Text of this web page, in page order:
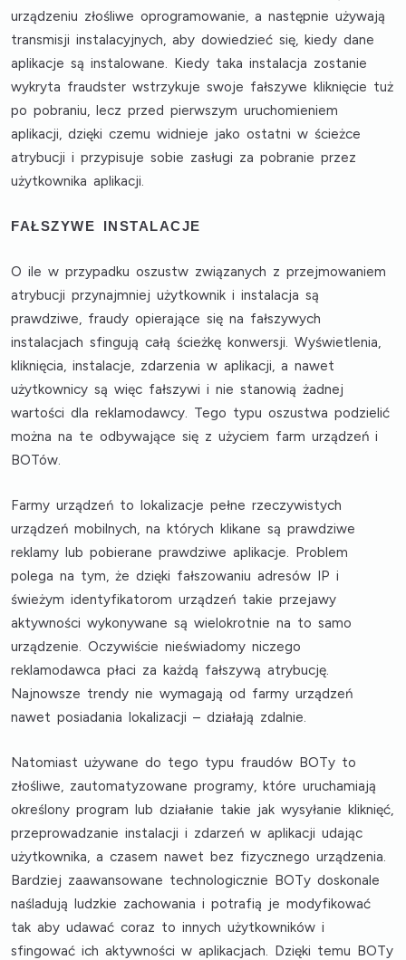
urządzeniu złośliwe oprogramowanie, a następnie używają
transmisji instalacyjnych, aby dowiedzieć się, kiedy dane
aplikacje są instalowane. Kiedy taka instalacja zostanie
wykryta fraudster wstrzykuje swoje fałszywe kliknięcie tuż
po pobraniu, lecz przed pierwszym uruchomieniem
aplikacji, dzięki czemu widnieje jako ostatni w ścieżce
atrybucji i przypisuje sobie zasługi za pobranie przez
użytkownika aplikacji.
FAŁSZYWE INSTALACJE
O ile w przypadku oszustw związanych z przejmowaniem
atrybucji przynajmniej użytkownik i instalacja są
prawdziwe, fraudy opierające się na fałszywych
instalacjach sfingują całą ścieżkę konwersji. Wyświetlenia,
kliknięcia, instalacje, zdarzenia w aplikacji, a nawet
użytkownicy są więc fałszywi i nie stanowią żadnej
wartości dla reklamodawcy. Tego typu oszustwa podzielić
można na te odbywające się z użyciem farm urządzeń i
BOTów.
Farmy urządzeń to lokalizacje pełne rzeczywistych
urządzeń mobilnych, na których klikane są prawdziwe
reklamy lub pobierane prawdziwe aplikacje. Problem
polega na tym, że dzięki fałszowaniu adresów IP i
świeżym identyfikatorom urządzeń takie przejawy
aktywności wykonywane są wielokrotnie na to samo
urządzenie. Oczywiście nieświadomy niczego
reklamodawca płaci za każdą fałszywą atrybucję.
Najnowsze trendy nie wymagają od farmy urządzeń
nawet posiadania lokalizacji – działają zdalnie.
Natomiast używane do tego typu fraudów BOTy to
złośliwe, zautomatyzowane programy, które uruchamiają
określony program lub działanie takie jak wysyłanie kliknięć,
przeprowadzanie instalacji i zdarzeń w aplikacji udając
użytkownika, a czasem nawet bez fizycznego urządzenia.
Bardziej zaawansowane technologicznie BOTy doskonale
naśladują ludzkie zachowania i potrafią je modyfikować
tak aby udawać coraz to innych użytkowników i
sfingować ich aktywności w aplikacjach. Dzięki temu BOTy